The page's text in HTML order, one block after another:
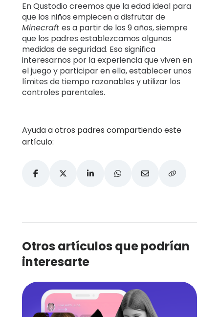
En Qustodio creemos que la edad ideal para
que los niños empiecen a disfrutar de
Minecraft es a partir de los 9 años, siempre
que los padres establezcamos algunas
medidas de seguridad. Eso significa
interesarnos por la experiencia que viven en
el juego y participar en ella, establecer unos
límites de tiempo razonables y utilizar los
controles parentales.
Ayuda a otros padres compartiendo este
artículo:
Otros artículos que podrían
interesarte